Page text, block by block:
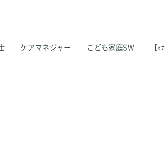
ケアマネジャー こども家庭SW 【